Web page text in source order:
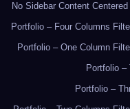
No Sidebar Content Centered
Portfolio – Four Columns
Portfolio – One Column
Portfolio –
Portfolio –